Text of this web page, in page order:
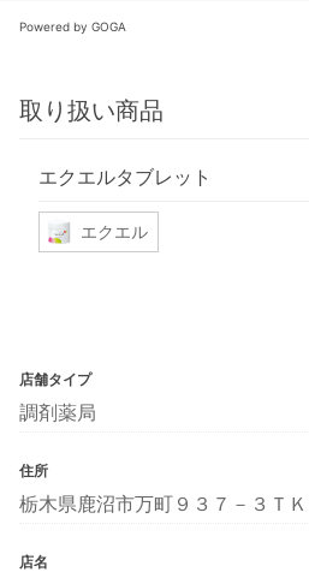
Powered by GOGA
取り扱い商品
エクエルタブレット
エクエル
店舗タイプ
調剤薬局
住所
栃木県鹿沼市万町９３７－３Ｔ
店名